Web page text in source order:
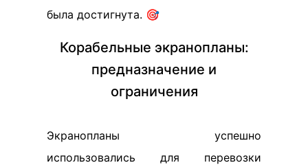
была достигнута. 🎯
Корабельные экранопланы:
предназначение и
ограничения
Экранопланы успешно
использовались для перевозки